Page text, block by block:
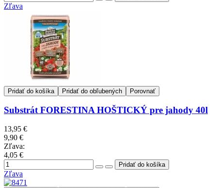
Zľava
Pridať do košíka Pridať do obľubených Porovnať
Substrát FORESTINA HOŠTICKÝ pre jahody 40l
13,95 €
9,90 €
Zľava:
4,05 €
Zľava